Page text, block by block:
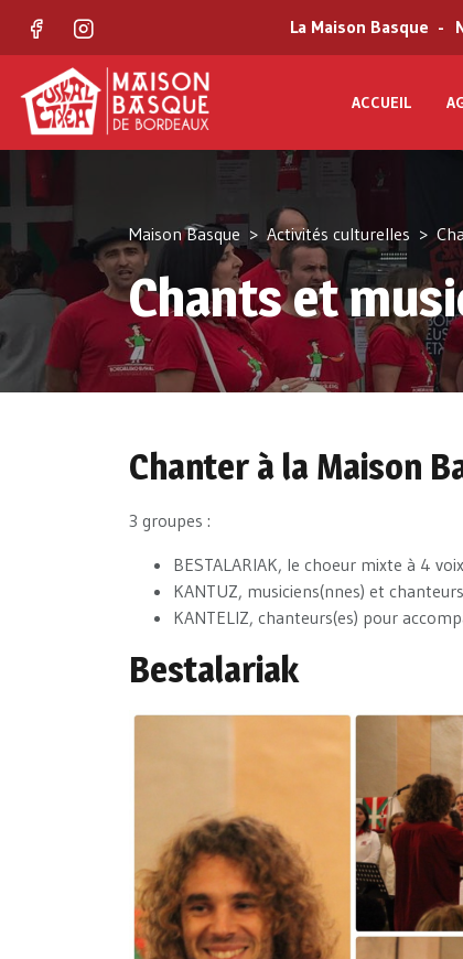
FacebookInstagram La Maison Basque
ACCUEIL
Maison Basque Activités culturelles
Chants et
Chanter à la Maison
3 groupes :
BESTALARIAK, le choeur mixte à 4
KANTUZ, musiciens(nnes) et
KANTELIZ, chanteurs(es) pour
Bestalariak